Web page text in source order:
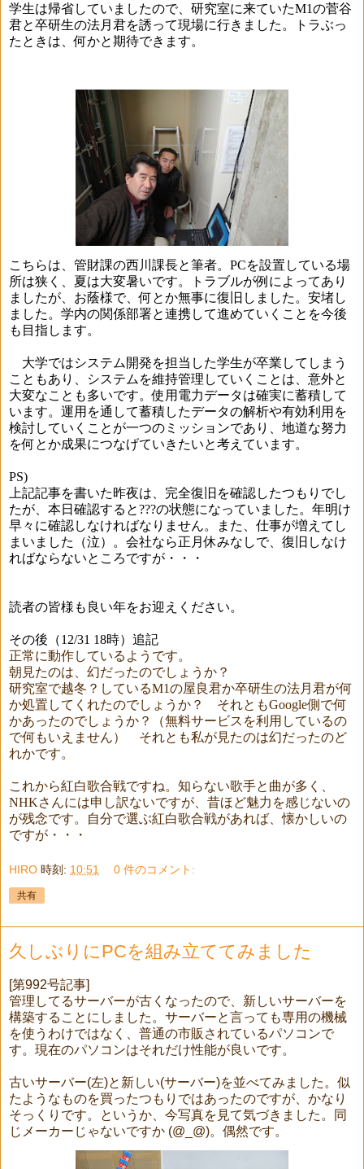
学生は帰省していましたので、研究室に来ていたM1の菅谷
君と卒研生の法月君を誘って現場に行きました。トラぶっ
たときは、何かと期待できます。
こちらは、管財課の西川課長と筆者。 PCを設置している場
所は狭く、夏は大変暑いです。トラブルが例によってあり
ましたが、お蔭様で、何とか無事に復旧しました。安堵し
ました。学内の関係部署と連携して進めていくことを今後
も目指します。
大学ではシステム開発を担当した学生が卒業してしまう
こともあり、システムを維持管理していくことは、意外と
大変なことも多いです。使用電力データは確実に蓄積して
います。運用を通して蓄積したデータの解析や有効利用を
検討していくことが一つのミッションであり、地道な努力
を何とか成果につなげていきたいと考えています。
PS)
上記記事を書いた昨夜は、完全復旧を確認したつもりでし
たが、本日確認すると???の状態になっていました。年明け
早々に確認しなければなりません。また、仕事が増えてし
まいました（泣）。会社なら正月休みなしで、復旧しなけ
ればならないところですが・・・
読者の皆様も良い年をお迎えください。
その後（12/31 18時）追記
正常に動作しているようです。
朝見たのは、幻だったのでしょうか？
研究室で越冬？しているM1の屋良君か卒研生の法月君が何
か処置してくれたのでしょうか？ それともGoogle側で何
かあったのでしょうか？（無料サービスを利用しているの
で何もいえません） それとも私が見たのは幻だったのど
れかです。
これから紅白歌合戦ですね。知らない歌手と曲が多く、
NHKさんには申し訳ないですが、昔ほど魅力を感じないの
が残念です。自分で選ぶ紅白歌合戦があれば、懐かしいの
ですが・・・
HIRO 時刻: 10:51 0 件のコメント:
共有
久しぶりにPCを組み立ててみました
[第992号記事]
管理してるサーバーが古くなったので、新しいサーバーを
構築することにしました。サーバーと言っても専用の機械
を使うわけではなく、普通の市販されているパソコンで
す。現在のパソコンはそれだけ性能が良いです。
古いサーバー(左)と新しい(サーバー)を並べてみました。似
たようなものを買ったつもりではあったのですが、かなり
そっくりです。というか、今写真を見て気づきました。同
じメーカーじゃないですか (@_@)。偶然です。